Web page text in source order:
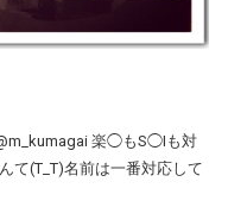
楽◯もS◯Iも対
て(T_T)名前は一番対応して